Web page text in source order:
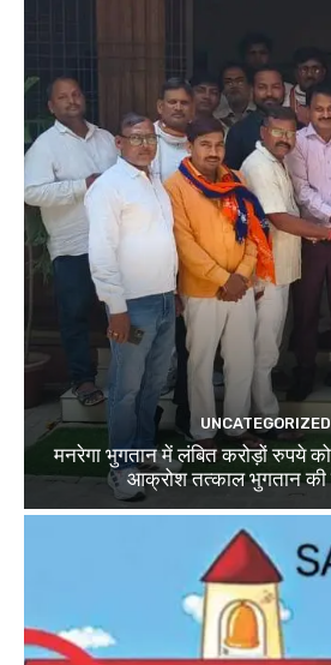
UNCATEGORIZED
मनरेगा भुगतान में लंबित करोड़ों रुपये
आक्रोश तत्काल भुगतान की